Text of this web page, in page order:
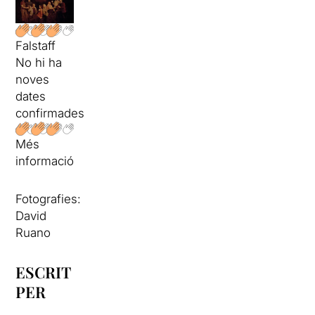
Falstaff
No hi ha
noves
dates
confirmades
Més
informació
Fotografies:
David
Ruano
ESCRIT
PER